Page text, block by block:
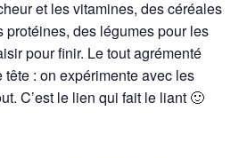
et les vitamines, des céréales
des légumes pour les
pour finir. Le tout agrémenté
tête : on expérimente avec les
C’est le lien qui fait le liant 🙂